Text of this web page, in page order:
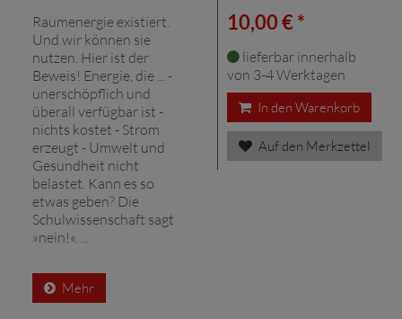
Raumenergie existiert.
Und wir können sie
nutzen. Hier ist der
Beweis! Energie, die ... -
unerschöpflich und
überall verfügbar ist -
nichts kostet - Strom
erzeugt - Umwelt und
Gesundheit nicht
belastet. Kann es so
etwas geben? Die
Schulwissenschaft sagt
»nein!«. ...
Mehr
10,00 € *
lieferbar innerhalb
von 3-4 Werktagen
In den Warenkorb
Auf den Merkzettel